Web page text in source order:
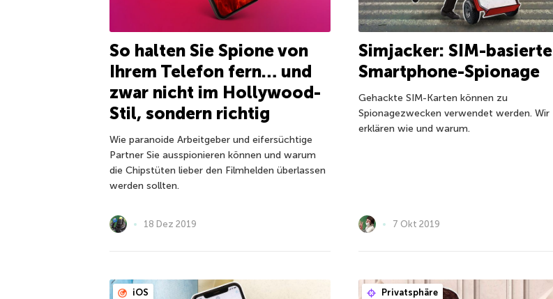
So halten Sie Spione von
Ihrem Telefon fern… und
zwar nicht im Hollywood-
Stil, sondern richtig
Wie paranoide Arbeitgeber und eifersüchtige
Partner Sie ausspionieren können und warum
die Chipstüten lieber den Filmhelden überlassen
werden sollten.
18 Dez 2019
Simjacker: SIM-basierte
Smartphone-Spionage
Gehackte SIM-Karten können zu
Spionagezwecken verwendet werden. Wir
erklären wie und warum.
7 Okt 2019
iOS Privatsphäre